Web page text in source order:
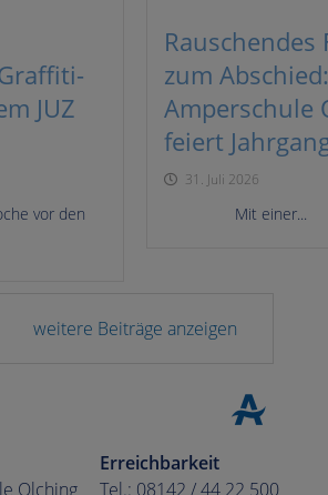
JUZ
vor den
Rauschendes
zum Abschied:
Amperschule
feiert
31. Juli 2026
Mit einer...
weitere Beiträge anzeigen
Olching
Erreichbarkeit
Tel.: 08142 / 44 22 500